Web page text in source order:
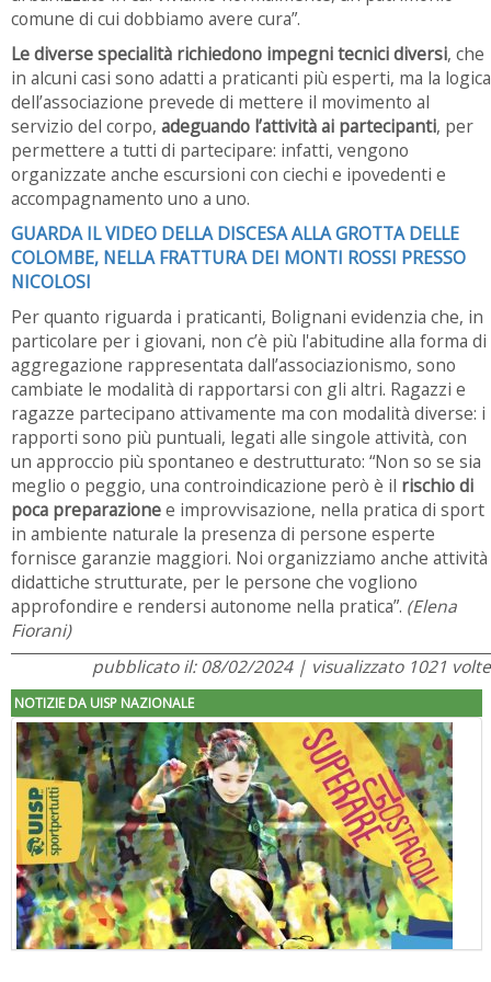
comune di cui dobbiamo avere cura”.
Le diverse specialità richiedono impegni tecnici diversi, che
in alcuni casi sono adatti a praticanti più esperti, ma la logica
dell’associazione prevede di mettere il movimento al
servizio del corpo, adeguando l’attività ai partecipanti, per
permettere a tutti di partecipare: infatti, vengono
organizzate anche escursioni con ciechi e ipovedenti e
accompagnamento uno a uno.
GUARDA IL VIDEO DELLA DISCESA ALLA GROTTA DELLE
COLOMBE, NELLA FRATTURA DEI MONTI ROSSI PRESSO
NICOLOSI
Per quanto riguarda i praticanti, Bolignani evidenzia che, in
particolare per i giovani, non c’è più l'abitudine alla forma di
aggregazione rappresentata dall’associazionismo, sono
cambiate le modalità di rapportarsi con gli altri. Ragazzi e
ragazze partecipano attivamente ma con modalità diverse: i
rapporti sono più puntuali, legati alle singole attività, con
un approccio più spontaneo e destrutturato: “Non so se sia
meglio o peggio, una controindicazione però è il rischio di
poca preparazionee improvvisazione, nella pratica di sport
in ambiente naturale la presenza di persone esperte
fornisce garanzie maggiori. Noi organizziamo anche attività
didattiche strutturate, per le persone che vogliono
approfondire e rendersi autonome nella pratica”. (Elena
Fiorani)
pubblicato il: 08/02/2024 | visualizzato 1021 volte
NOTIZIE DA UISP NAZIONALE